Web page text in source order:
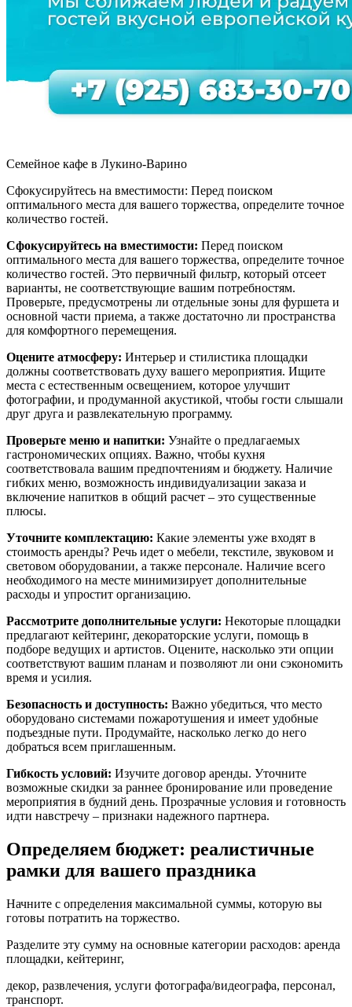
Семейное кафе в Лукино-Варино
Сфокусируйтесь на вместимости: Перед поиском
оптимального места для вашего торжества, определите точное
количество гостей.
Сфокусируйтесь на вместимости: Перед поиском
оптимального места для вашего торжества, определите точное
количество гостей. Это первичный фильтр, который отсеет
варианты, не соответствующие вашим потребностям.
Проверьте, предусмотрены ли отдельные зоны для фуршета и
основной части приема, а также достаточно ли пространства
для комфортного перемещения.
Оцените атмосферу: Интерьер и стилистика площадки
должны соответствовать духу вашего мероприятия. Ищите
места с естественным освещением, которое улучшит
фотографии, и продуманной акустикой, чтобы гости слышали
друг друга и развлекательную программу.
Проверьте меню и напитки: Узнайте о предлагаемых
гастрономических опциях. Важно, чтобы кухня
соответствовала вашим предпочтениям и бюджету. Наличие
гибких меню, возможность индивидуализации заказа и
включение напитков в общий расчет – это существенные
плюсы.
Уточните комплектацию: Какие элементы уже входят в
стоимость аренды? Речь идет о мебели, текстиле, звуковом и
световом оборудовании, а также персонале. Наличие всего
необходимого на месте минимизирует дополнительные
расходы и упростит организацию.
Рассмотрите дополнительные услуги: Некоторые площадки
предлагают кейтеринг, декораторские услуги, помощь в
подборе ведущих и артистов. Оцените, насколько эти опции
соответствуют вашим планам и позволяют ли они сэкономить
время и усилия.
Безопасность и доступность: Важно убедиться, что место
оборудовано системами пожаротушения и имеет удобные
подъездные пути. Продумайте, насколько легко до него
добраться всем приглашенным.
Гибкость условий: Изучите договор аренды. Уточните
возможные скидки за раннее бронирование или проведение
мероприятия в будний день. Прозрачные условия и готовность
идти навстречу – признаки надежного партнера.
Определяем бюджет: реалистичные
рамки для вашего праздника
Начните с определения максимальной суммы, которую вы
готовы потратить на торжество.
Разделите эту сумму на основные категории расходов: аренда
площадки, кейтеринг,
декор, развлечения, услуги фотографа/видеографа, персонал,
транспорт.